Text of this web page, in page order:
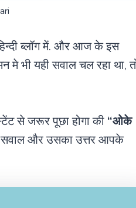
ब्लॉग में. और आज के इस
भी यही सवाल चल रहा था,
से जरूर पूछा होगा की “ओके
और उसका उत्तर आपके